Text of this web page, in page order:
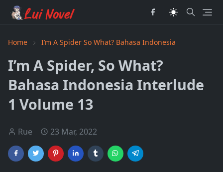
Home I’m A Spider So What? Bahasa Indonesia
I’m A Spider, So What?
Bahasa Indonesia Interlude
1 Volume 13
Rue 23 Mar, 2022